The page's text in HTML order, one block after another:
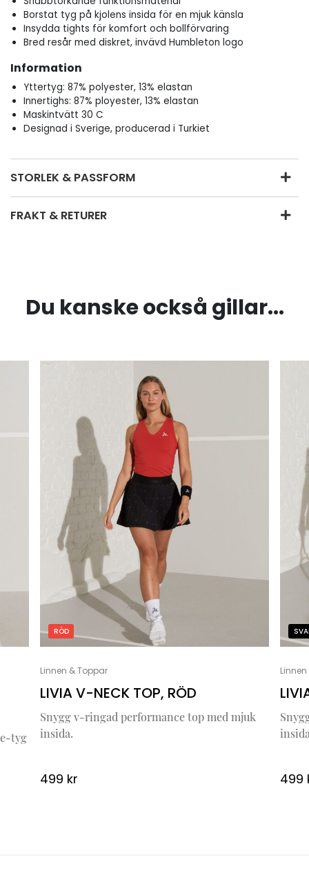
Borstat tyg på kjolens insida för en mjuk känsla
Insydda tights för komfort och bollförvaring
Bred resår med diskret, invävd Humbleton logo
Information
Yttertyg: 87% polyester, 13% elastan
Innertighs: 87% ployester, 13% elastan
Maskintvätt 30 C
Designad i Sverige, producerad i Turkiet
STORLEK & PASSFORM
FRAKT & RETURER
Du kanske också gillar...
tyg
RÖD
Linnen & Toppar
LIVIA V-NECK TOP, RÖD
Snygg v-ringad performance top med mjuk
insida.
499 kr 499